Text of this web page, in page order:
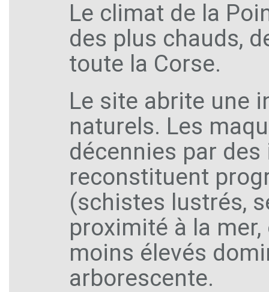
Le climat de la
des plus chauds,
toute la Corse.
Le site abrite une
naturels. Les
décennies par
reconstituent
(schistes lustrés,
proximité à la
moins élevés
arborescente.